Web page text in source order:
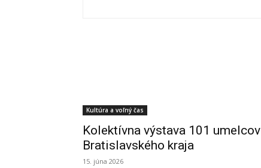
Kultúra a voľný čas
Kolektívna výstava 101 umelcov
Bratislavského kraja
15. júna 2026